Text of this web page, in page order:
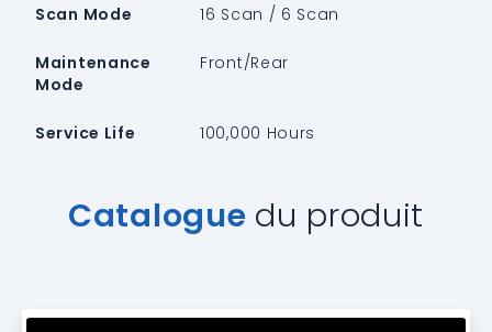
Scan Mode 16 Scan / 6 Scan
Maintenance
Mode
Front/Rear
Service Life 100,000 Hours
Catalogue du produit